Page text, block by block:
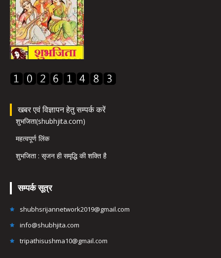
खबर एवं विज्ञापन हेतु सम्पर्क करें
शुभजिता(shubhjita.com)
महत्वपूर्ण लिंक
शुभजिता : सृजन ही समृद्धि की शक्ति है
सम्पर्क सूत्र
shubhsrijannetwork2019@gmail.com
info@shubhjita.com
tripathisushma10@gmail.com